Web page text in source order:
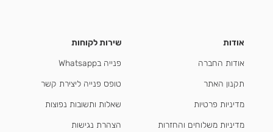
אודות
אודות החברה
תקנון האתר
מדיניות פרטיות
מדיניות משלוחים והחזרות
שירות לקוחות
פנייה בWhatsapp
טופס פנייה ליצירת קשר
שאלות ותשובות נפוצות
הצהרת נגישות